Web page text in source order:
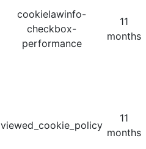
cookielawinfo-
checkbox-
performance
11
months
viewed_cookie_policy
11
months